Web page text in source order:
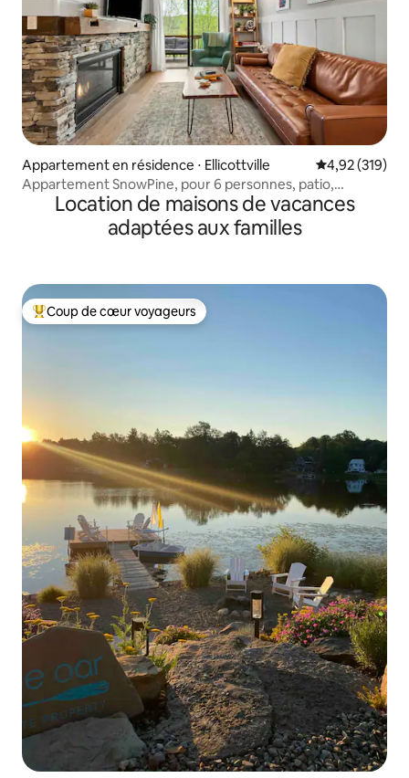
Appartement en résidence ⋅ Ellicottville Évaluation
4,92 (319)
Appartement SnowPine, pour 6 personnes, patio,
climatisation
Location de maisons de vacances
adaptées aux familles
Coups de cœur voyageurs les plus appréciés
Coup de cœur voyageurs